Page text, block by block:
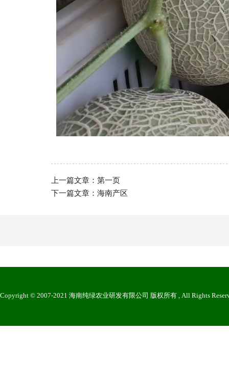
上一篇文章： 第一页
下一篇文章： 海南产区
Copyright © 2007-2021 海南纯绿农业研发有限公司 版权所有 , All Rights